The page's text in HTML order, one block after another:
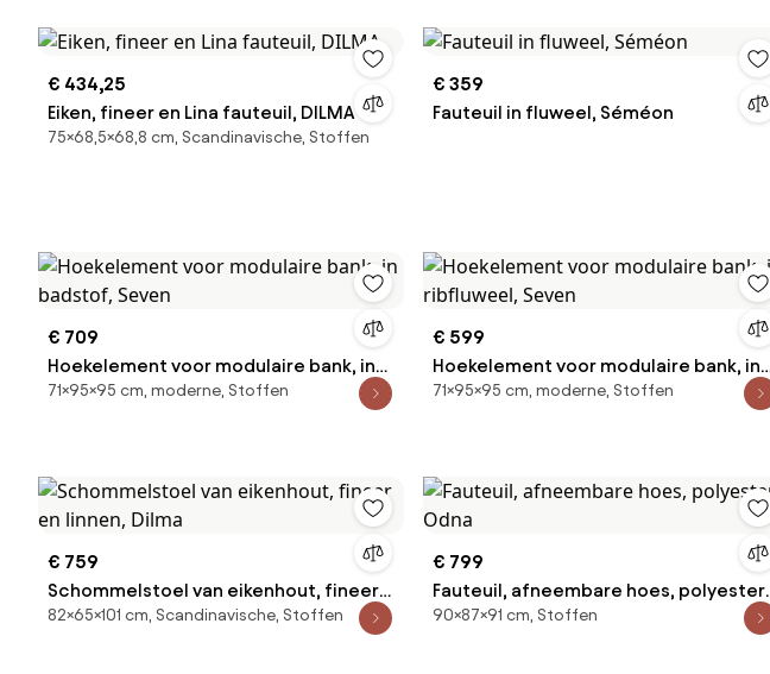
€ 434,25
Eiken, fineer en Lina fauteuil, DILMA
75×68,5×68,8 cm, Scandinavische, Stoffen
€ 359
Fauteuil in fluweel, Séméon
€ 709
Hoekelement voor modulaire bank, in
badstof, Seven
71×95×95 cm, moderne, Stoffen
€ 599
Hoekelement voor modulaire bank, in
ribfluweel, Seven
71×95×95 cm, moderne, Stoffen
€ 759
Schommelstoel van eikenhout, fineer
en linnen, Dilma
82×65×101 cm, Scandinavische, Stoffen
€ 799
Fauteuil, afneembare hoes, polyester,
Odna
90×87×91 cm, Stoffen